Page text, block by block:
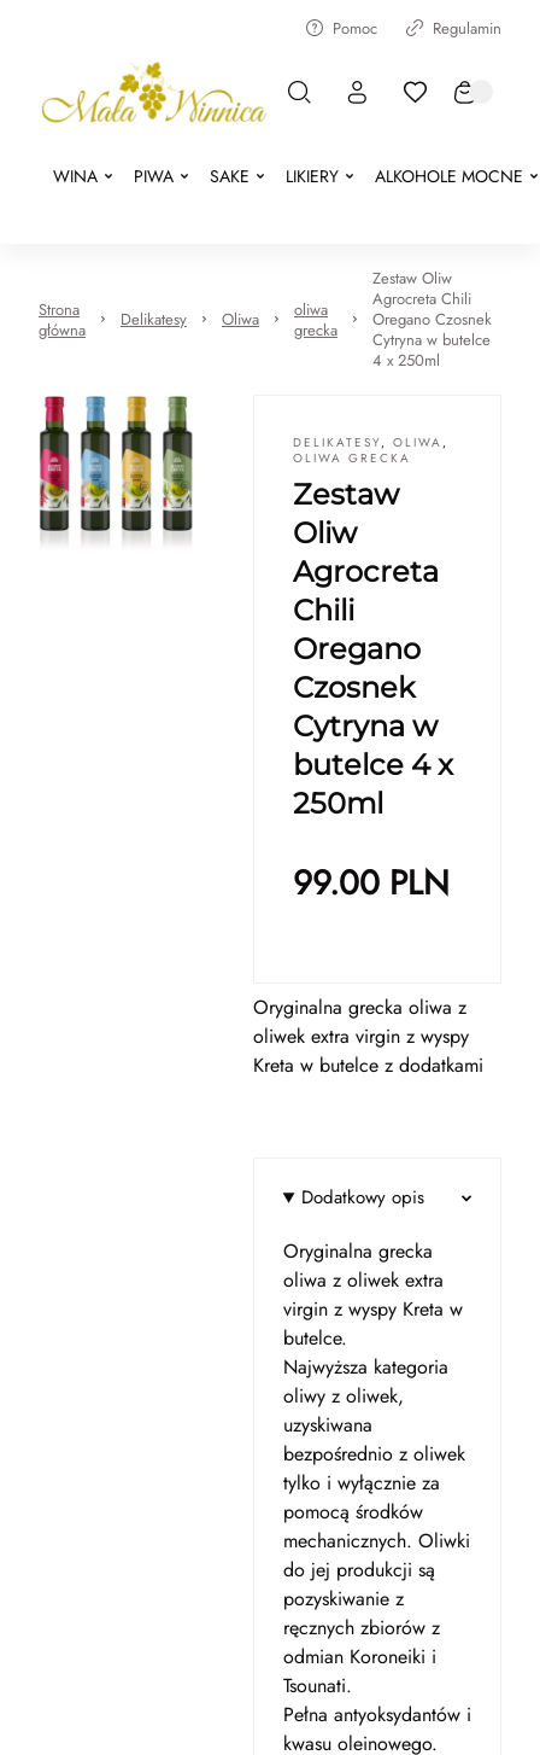
Pomoc Regulamin
WINA PIWA SAKE LIKIERY ALKOHOLE MOCNE
Strona
główna
Delikatesy Oliwa
oliwa
grecka
Zestaw Oliw
Agrocreta Chili
Oregano Czosnek
Cytryna w butelce
4 x 250ml
DELIKATESY, OLIWA ,
OLIWA GRECKA
Zestaw
Oliw
Agrocreta
Chili
Oregano
Czosnek
Cytryna w
butelce 4 x
250ml
99.00PLN
Oryginalna grecka oliwa z
oliwek extra virgin z wyspy
Kreta w butelce z dodatkami
Dodatkowy opis
Oryginalna grecka
oliwa z oliwek extra
virgin z wyspy Kreta w
butelce.
Najwyższa kategoria
oliwy z oliwek,
uzyskiwana
bezpośrednio z oliwek
tylko i wyłącznie za
pomocą środków
mechanicznych. Oliwki
do jej produkcji są
pozyskiwanie z
ręcznych zbiorów z
odmian Koroneiki i
Tsounati.
Pełna antyoksydantów i
kwasu oleinowego.